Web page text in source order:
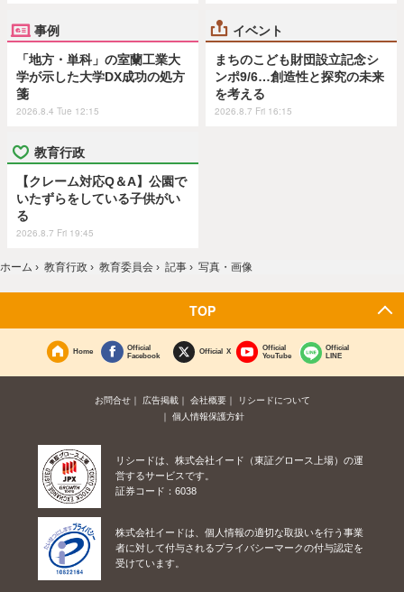
事例
「地方・単科」の室蘭工業大
学が示した大学DX成功の処方
箋
2026.8.4 Tue 12:15
イベント
まちのこども財団設立記念シ
ンポ9/6…創造性と探究の未来
を考える
2026.8.7 Fri 16:15
教育行政
【クレーム対応Q＆A】公園で
いたずらをしている子供がい
る
2026.8.7 Fri 19:45
ホーム › 教育行政 › 教育委員会 › 記事 › 写真・画像
TOP
Home
Official
Facebook
Official X
Official
YouTube
Official
LINE
お問合せ 広告掲載 会社概要
リシードについて
個人情報保護方針
リシードは、株式会社イード（東証グロース上場）の運
営するサービスです。
証券コード：6038
株式会社イードは、個人情報の適切な取扱いを行う事業
者に対して付与されるプライバシーマークの付与認定を
受けています。